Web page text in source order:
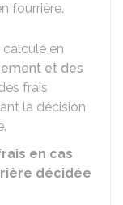
fourrière.
en
et des
frais
la décision
en cas
décidée